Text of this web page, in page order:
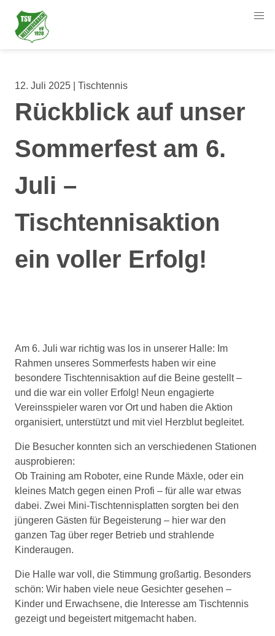
12. Juli 2025 | Tischtennis
Rückblick auf unser
Sommerfest am 6.
Juli –
Tischtennisaktion
ein voller Erfolg!
Am 6. Juli war richtig was los in unserer Halle: Im
Rahmen unseres Sommerfests haben wir eine
besondere Tischtennisaktion auf die Beine gestellt –
und die war ein voller Erfolg! Neun engagierte
Vereinsspieler waren vor Ort und haben die Aktion
organisiert, unterstützt und mit viel Herzblut begleitet.
Die Besucher konnten sich an verschiedenen Stationen
ausprobieren:
Ob Training am Roboter, eine Runde Mäxle, oder ein
kleines Match gegen einen Profi – für alle war etwas
dabei. Zwei Mini-Tischtennisplatten sorgten bei den
jüngeren Gästen für Begeisterung – hier war den
ganzen Tag über reger Betrieb und strahlende
Kinderaugen.
Die Halle war voll, die Stimmung großartig. Besonders
schön: Wir haben viele neue Gesichter gesehen –
Kinder und Erwachsene, die Interesse am Tischtennis
gezeigt und begeistert mitgemacht haben.